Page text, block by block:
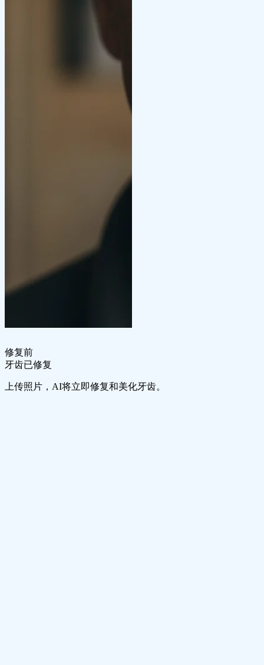
修复前
牙齿已修复
上传照片，AI将立即修复和美化牙齿。